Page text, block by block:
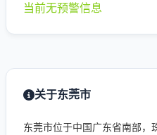
当前无预警信息
关于东莞市
东莞市位于中国广东省南部，